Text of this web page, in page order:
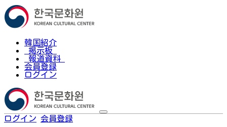
韓国紹介
掲示板
報道資料
会員登録
ログイン
ログイン 会員登録